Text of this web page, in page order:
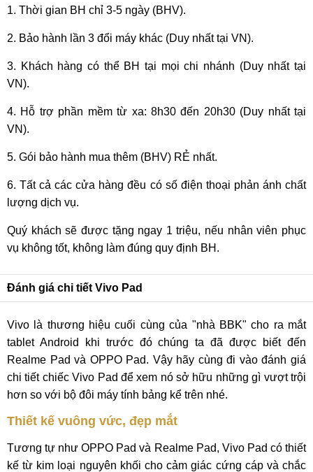
1. Thời gian BH chỉ 3-5 ngày (BHV).
2. Bảo hành lần 3 đổi máy khác (Duy nhất tại VN).
3. Khách hàng có thể BH tại mọi chi nhánh (Duy nhất tại
VN).
4. Hỗ trợ phần mềm từ xa: 8h30 đến 20h30 (Duy nhất tại
VN).
5. Gói bảo hành mua thêm (BHV) RẺ nhất.
6. Tất cả các cửa hàng đều có số điện thoại phản ánh chất
lượng dịch vụ.
Quý khách sẽ được tặng ngay 1 triệu, nếu nhân viên phục
vụ không tốt, không làm đúng quy định BH.
Đánh giá chi tiết Vivo Pad
Vivo là thương hiệu cuối cùng của "nhà BBK" cho ra mắt
tablet Android khi trước đó chúng ta đã được biết đến
Realme Pad và OPPO Pad. Vậy hãy cùng đi vào đánh giá
chi tiết chiếc Vivo Pad để xem nó sở hữu những gì vượt trội
hơn so với bộ đôi máy tính bảng kể trên nhé.
Thiết kế vuông vức, đẹp mắt
Tương tự như OPPO Pad và Realme Pad, Vivo Pad có thiết
kế từ kim loại nguyên khối cho cảm giác cứng cáp và chắc